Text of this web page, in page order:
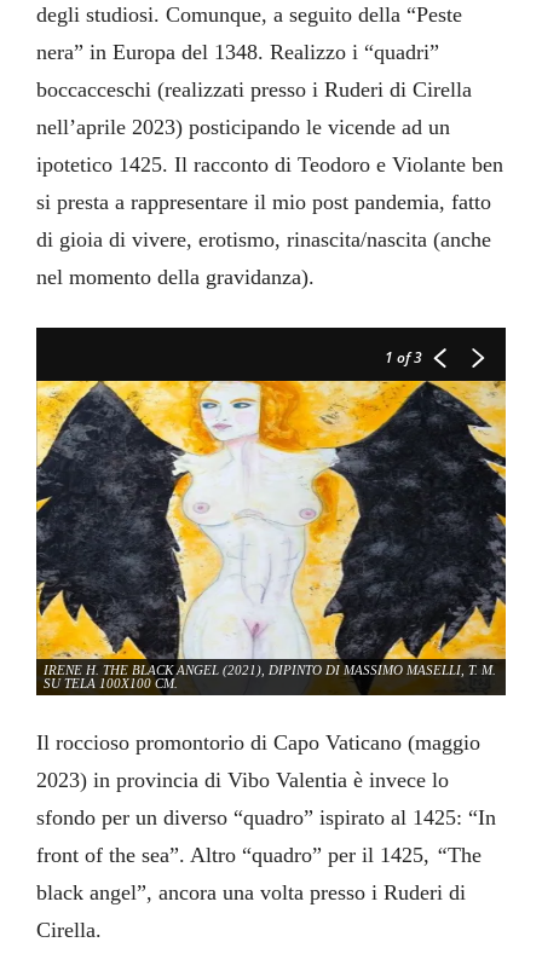
degli studiosi. Comunque, a seguito della “Peste
nera” in Europa del 1348. Realizzo i “quadri”
boccacceschi (realizzati presso i Ruderi di Cirella
nell’aprile 2023) posticipando le vicende ad un
ipotetico 1425. Il racconto di Teodoro e Violante ben
si presta a rappresentare il mio post pandemia, fatto
di gioia di vivere, erotismo, rinascita/nascita (anche
nel momento della gravidanza).
1 of 3
IRENE H. THE BLACK ANGEL (2021), DIPINTO DI MASSIMO MASELLI, T. M.
SU TELA 100X100 CM.
Il roccioso promontorio di Capo Vaticano (maggio
2023) in provincia di Vibo Valentia è invece lo
sfondo per un diverso “quadro” ispirato al 1425: “In
front of the sea”. Altro “quadro” per il 1425, “The
black angel”, ancora una volta presso i Ruderi di
Cirella.